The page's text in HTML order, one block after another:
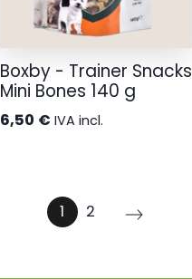
Boxby - Trainer Snacks
Mini Bones 140 g
6,50 € IVA incl.
1 2